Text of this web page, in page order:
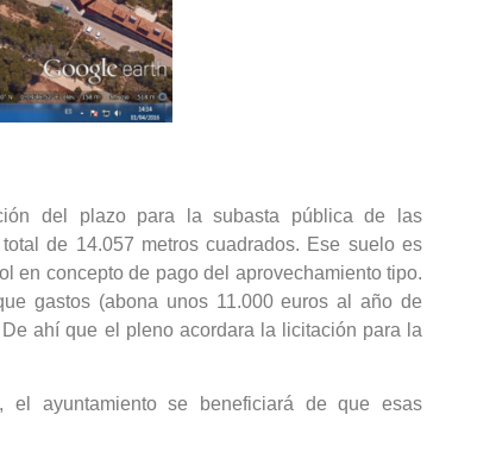
del plazo para la subasta pública de las
de 14.057 metros cuadrados. Ese suelo es
en concepto de pago del aprovechamiento tipo.
gastos (abona unos 11.000 euros al año de
ahí que el pleno acordara la licitación para la
el ayuntamiento se beneficiará de que esas